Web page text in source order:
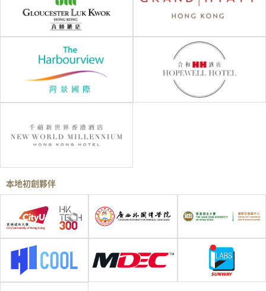
本地初創夥伴